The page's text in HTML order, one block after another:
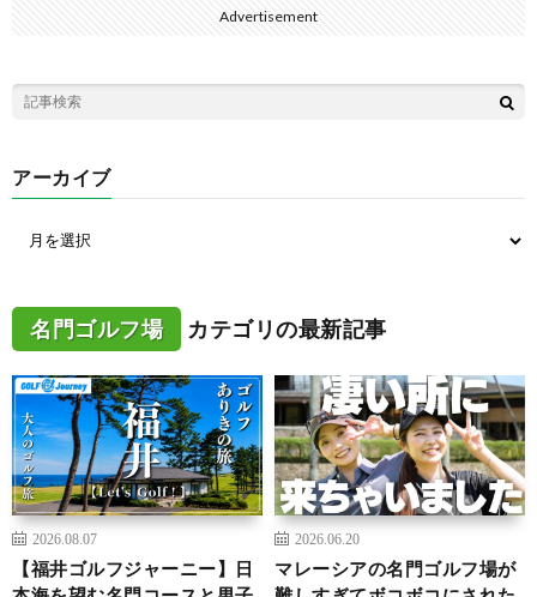
Advertisement
アーカイブ
名門ゴルフ場 カテゴリの最新記事
2026.08.07
【福井ゴルフジャーニー】日
2026.06.20
マレーシアの名門ゴルフ場が